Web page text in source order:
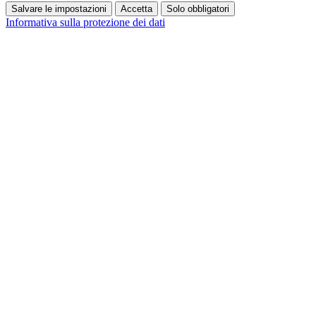
Salvare le impostazioni Accetta Solo obbligatori
Informativa sulla protezione dei dati